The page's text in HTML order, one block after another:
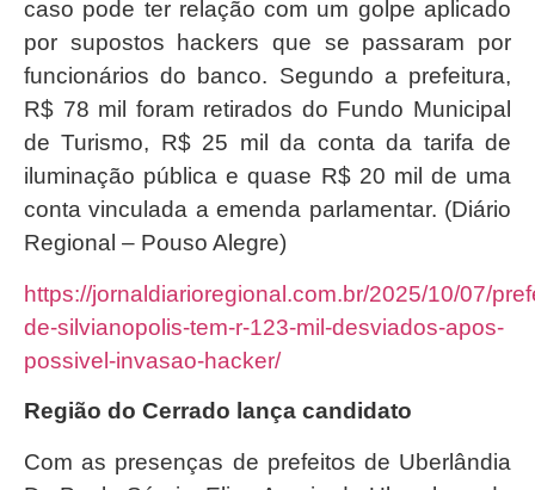
caso pode ter relação com um golpe aplicado
por supostos hackers que se passaram por
funcionários do banco. Segundo a prefeitura,
R$ 78 mil foram retirados do Fundo Municipal
de Turismo, R$ 25 mil da conta da tarifa de
iluminação pública e quase R$ 20 mil de uma
conta vinculada a emenda parlamentar. (Diário
Regional – Pouso Alegre)
https://jornaldiarioregional.com.br/2025/10/07/
de-silvianopolis-tem-r-123-mil-desviados-apos-
possivel-invasao-hacker/
Região do Cerrado lança candidato
Com as presenças de prefeitos de Uberlândia